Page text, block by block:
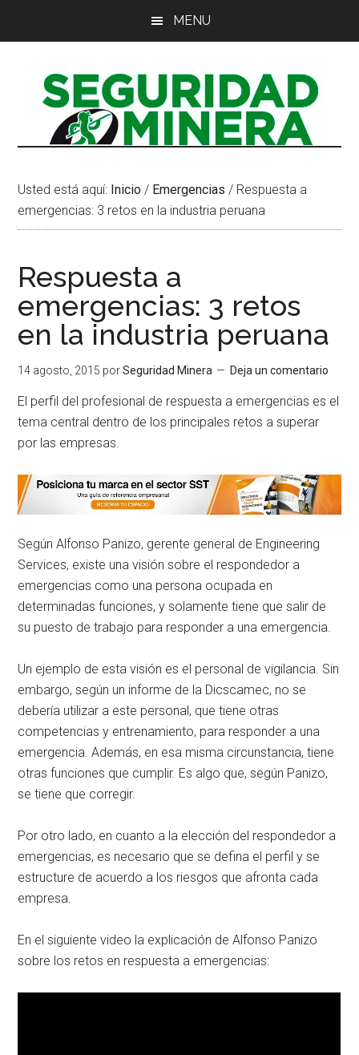
principal
MENU
Usted está aquí: Inicio / Emergencias / Respuesta a
emergencias: 3 retos en la industria peruana
Respuesta a
emergencias: 3 retos
en la industria peruana
14 agosto, 2015 porSeguridad Minera Deja un comentario
El perfil del profesional de respuesta a emergencias es el
tema central dentro de los principales retos a superar
por las empresas.
Según Alfonso Panizo, gerente general de Engineering
Services, existe una visión sobre el respondedor a
emergencias como una persona ocupada en
determinadas funciones, y solamente tiene que salir de
su puesto de trabajo para responder a una emergencia.
Un ejemplo de esta visión es el personal de vigilancia. Sin
embargo, según un informe de la Dicscamec, no se
debería utilizar a este personal, que tiene otras
competencias y entrenamiento, para responder a una
emergencia. Además, en esa misma circunstancia, tiene
otras funciones que cumplir. Es algo que, según Panizo,
se tiene que corregir.
Por otro lado, en cuanto a la elección del respondedor a
emergencias, es necesario que se defina el perfil y se
estructure de acuerdo a los riesgos que afronta cada
empresa.
En el siguiente video la explicación de Alfonso Panizo
sobre los retos en respuesta a emergencias: